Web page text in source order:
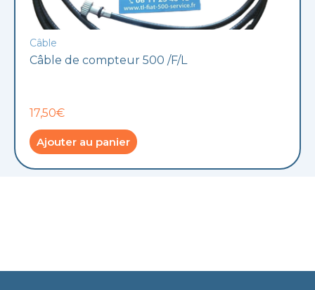
Câble
Câble de compteur 500 /F/L
17,50€
Ajouter au panier